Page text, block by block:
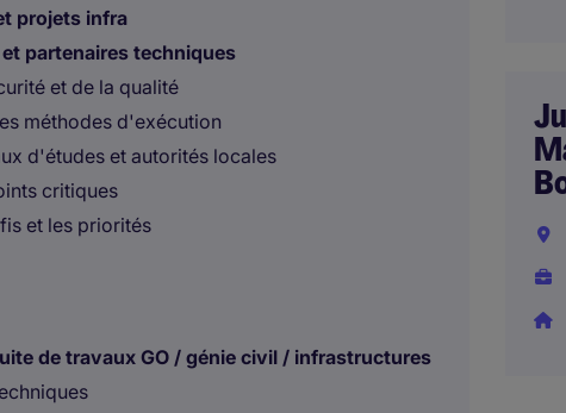
projets infra
partenaires techniques
et de la qualité
méthodes d'exécution
d'études et autorités locales
critiques
et les priorités
de travaux GO / génie civil / infrastructures